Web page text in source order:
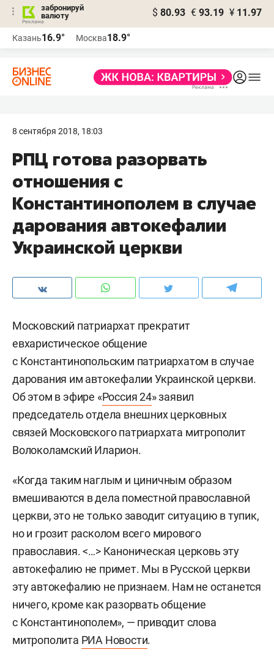
забронируй
валюту
$ 80.93 € 93.19 ¥ 11.97
Казань16.9° Москва18.9°
8 сентября 2018, 18:03
РПЦ готова разорвать
отношения с
Константинополем в случае
дарования автокефалии
Украинской церкви
Московский патриархат прекратит
евхаристическое общение
с Константинопольским патриархатом в случае
дарования им автокефалии Украинской церкви.
Об этом в эфире «Россия 24» заявил
председатель отдела внешних церковных
связей Московского патриархата митрополит
Волоколамский Иларион.
«Когда таким наглым и циничным образом
вмешиваются в дела поместной православной
церкви, это не только заводит ситуацию в тупик,
но и грозит расколом всего мирового
православия. <…> Каноническая церковь эту
автокефалию не примет. Мы в Русской церкви
эту автокефалию не признаем. Нам не останется
ничего, кроме как разорвать общение
с Константинополем», — приводит слова
митрополита РИА Новости.